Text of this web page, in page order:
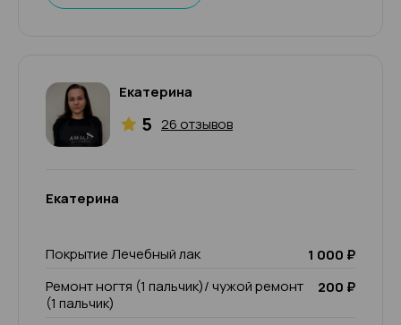
Екатерина
5 26 отзывов
Екатерина
Покрытие Лечебный лак
1 000 ₽
Ремонт ногтя (1 пальчик)/ чужой ремонт
(1 пальчик)
200 ₽